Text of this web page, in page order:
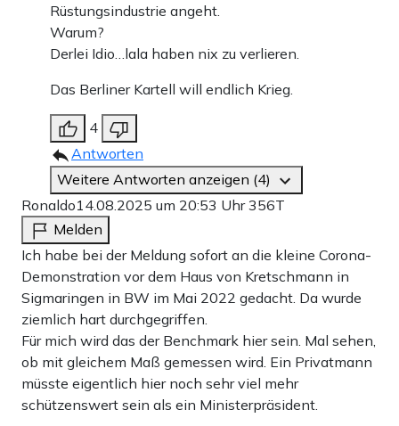
Rüstungsindustrie angeht.
Warum?
Derlei Idio…lala haben nix zu verlieren.
Das Berliner Kartell will endlich Krieg.
4
Antworten
Weitere Antworten anzeigen (4)
Ronaldo14.08.2025 um 20:53 Uhr356T
Melden
Ich habe bei der Meldung sofort an die kleine Corona-
Demonstration vor dem Haus von Kretschmann in
Sigmaringen in BW im Mai 2022 gedacht. Da wurde
ziemlich hart durchgegriffen.
Für mich wird das der Benchmark hier sein. Mal sehen,
ob mit gleichem Maß gemessen wird. Ein Privatmann
müsste eigentlich hier noch sehr viel mehr
schützenswert sein als ein Ministerpräsident.